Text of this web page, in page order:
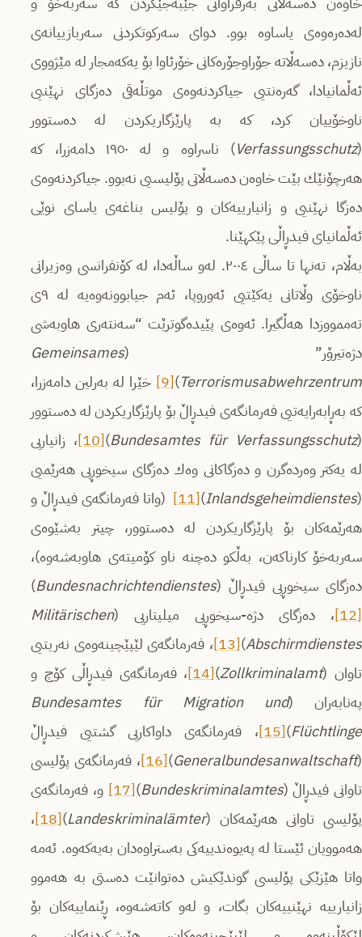
لەدەرەوەى یاساوە بوو. دوای سەركوتكردنی سەربازییانەی
نازیزم، دەسەڵاتە جۆراوجۆرەكانی خۆرئاوا بۆ یەكەمجار لە مێژووی
ئەڵمانیادا، گەرەنتیی جیاكردنەوەى موتڵەقی دەزگای نهێنیی
ناوخۆییان كرد، كە بە پارێزگاریكردن لە دەستوور
(
Verfassungsschutz
) ناسراوە و لە ١٩٥٠ دامەزرا، كە
هەرچۆنێك بێت خاوەن دەسەڵاتی پۆلیسیی نەبوو. جیاكردنەوەى
دەزگا نهێنیی و زانیارییەكان و پۆلیس بناغەى یاسای نوێی
ئەڵمانیای فیدڕاڵی پێكهێنا.
بەڵام، تەنها تا ساڵی ٢٠٠٤. لەو ساڵەدا، لە كۆنفرانسی وەزیرانی
ناوخۆی وڵاتانی یەكێتیی ئەوروپا، ئەم جیابوونەوەیە لە ٩ی
تەممووزدا هەڵگیرا. ئەوەى پێیدەگوترێت “سەنتەری هاوبەشی
دژەتیرۆر” (Gemeinsames
Terrorismusabwehrzentrum
)
[9]
خێرا لە بەرلین دامەزرا،
كە بەڕابەرایەتیی فەرمانگەى فیدڕاڵ بۆ پارێزگاریكردن لە دەستوور
(
Bundesamtes für Verfassungsschutz
)
[10]
، زانیاریی
لە یەكتر وەردەگرن و دەزگاكانی وەك دەزگای سیخوڕیی هەرێمیی
(
Inlandsgeheimdienstes
)
[11]
(واتا فەرمانگەی فیدڕاڵ و
هەرێمەكان بۆ پارێزگاریكردن لە دەستوور، چیتر بەشێوەى
سەربەخۆ كارناكەن، بەڵكو دەچنە ناو كۆمیتەى هاوبەشەوە)،
دەزگای سیخوڕیی فیدڕاڵ (Bundesnachrichtendienstes
)
[12]
، دەزگای دژە-سیخوڕیی میلیتاریی (Militärischen
Abschirmdienstes
)
[13]
، فەرمانگەى لێپێچینەوەى نەریتیی
تاوان (Zollkriminalamt
)
[14]
، فەرمانگەى فیدڕاڵی كۆچ و
پەنابەران (Bundesamtes für Migration und
Flüchtlinge
)
[15]
، فەرمانگەى داواكاریی گشتیی فیدڕاڵ
(
Generalbundesanwaltschaft
)
[16]
، فەرمانگەى پۆلیسی
تاوانی فیدڕاڵ (Bundeskriminalamtes
)
[17]
و، فەرمانگەی
پۆلیسی تاوانی هەرێمەكان (Landeskriminalämter
)
[18]
،
هەموویان ئێستا لە پەیوەندییەكی بەستراوەدان بەیەكەوە. ئەمە
واتا هێزێكی پۆلیسی گوندێكیش دەتوانێت دەستی بە هەموو
زانیارییە نهێنییەكان بگات، و لەو كاتەشەوە، ڕێنماییەكان بۆ